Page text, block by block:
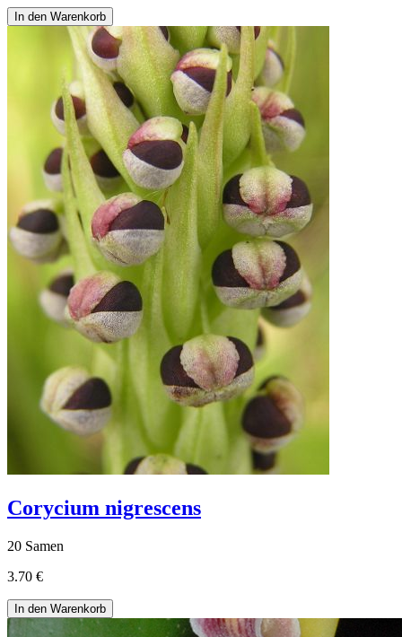
In den Warenkorb
Corycium nigrescens
20 Samen
3.70 €
In den Warenkorb